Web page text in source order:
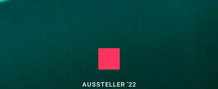
AUSSTELLER '22